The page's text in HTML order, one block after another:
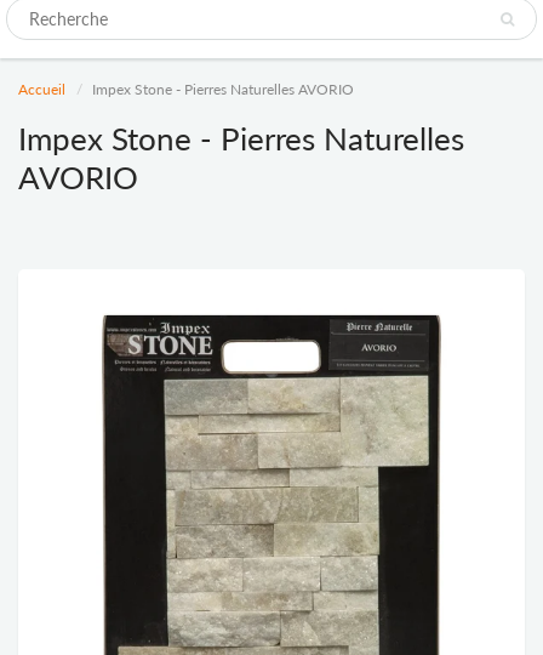
Accueil Impex Stone - Pierres Naturelles AVORIO
Impex Stone - Pierres Naturelles
AVORIO